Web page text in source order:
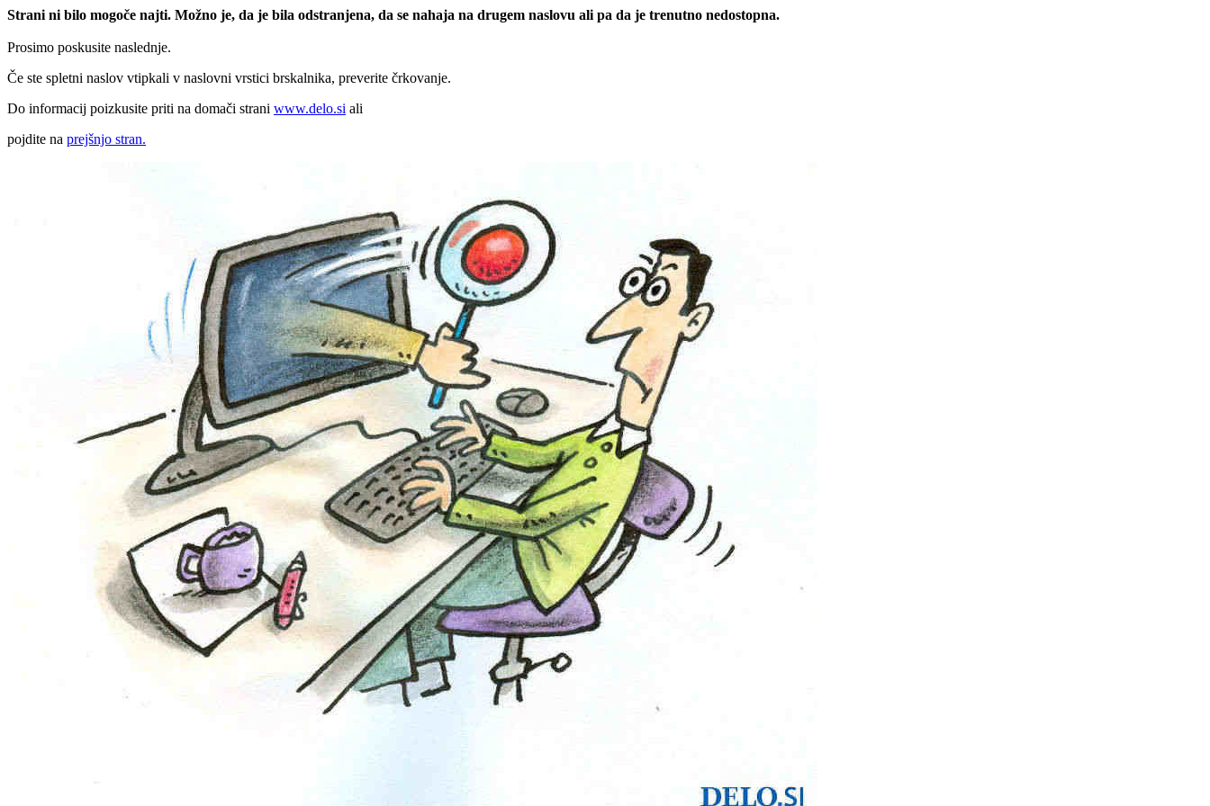
Strani ni bilo mogoče najti. Možno je, da je bila odstranjena, da se nahaja na drugem naslovu ali pa da je trenutno nedostopna.
Prosimo poskusite naslednje.
Če ste spletni naslov vtipkali v naslovni vrstici brskalnika, preverite črkovanje.
Do informacij poizkusite priti na domači strani www.delo.si ali
pojdite na prejšnjo stran.